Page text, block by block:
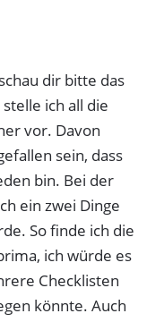
dir bitte das
ich all die
vor. Davon
sein, dass
bin. Bei der
ein zwei Dinge
So finde ich die
ich würde es
Checklisten
könnte. Auch